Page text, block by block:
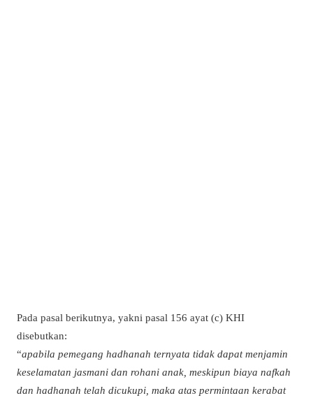
Pada pasal berikutnya, yakni pasal 156 ayat (c) KHI
disebutkan:
“apabila pemegang hadhanah ternyata tidak dapat menjamin
keselamatan jasmani dan rohani anak, meskipun biaya nafkah
dan hadhanah telah dicukupi, maka atas permintaan kerabat